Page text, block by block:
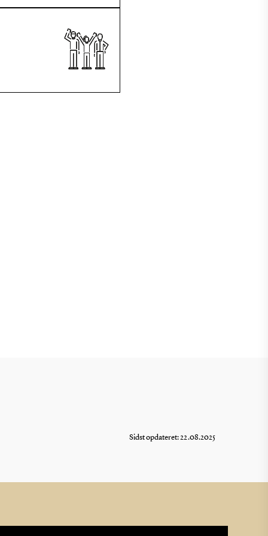
Sidst opdateret: 22.08.2025